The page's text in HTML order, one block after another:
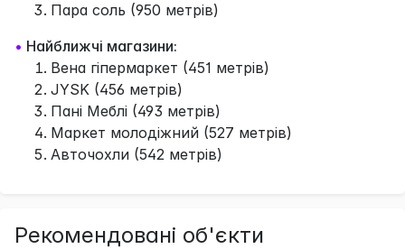
Пара соль (950 метрів)
• Найближчі магазини:
Вена гіпермаркет (451 метрів)
JYSK (456 метрів)
Пані Меблі (493 метрів)
Маркет молодіжний (527 метрів)
Авточохли (542 метрів)
Рекомендовані об'єкти